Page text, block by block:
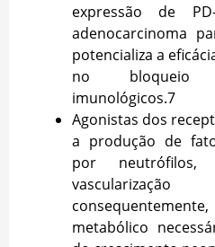
expressão de
adenocarcinoma
potencializa a
no bloqueio
imunológicos.7
Agonistas dos
a produção de
por neutrófilos,
metabólico